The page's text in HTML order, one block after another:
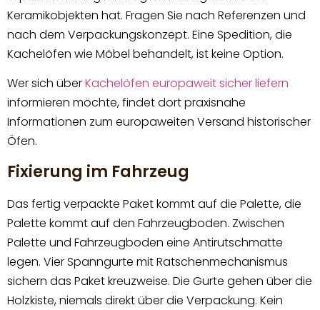
Keramikobjekten hat. Fragen Sie nach Referenzen und
nach dem Verpackungskonzept. Eine Spedition, die
Kachelöfen wie Möbel behandelt, ist keine Option.
Wer sich überKachelöfen europaweit sicher liefern
informieren möchte, findet dort praxisnahe
Informationen zum europaweiten Versand historischer
Öfen.
Fixierung im Fahrzeug
Das fertig verpackte Paket kommt auf die Palette, die
Palette kommt auf den Fahrzeugboden. Zwischen
Palette und Fahrzeugboden eine Antirutschmatte
legen. Vier Spanngurte mit Ratschenmechanismus
sichern das Paket kreuzweise. Die Gurte gehen über die
Holzkiste, niemals direkt über die Verpackung. Kein